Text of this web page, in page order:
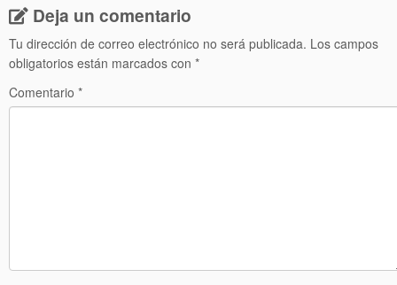
Deja un comentario
Tu dirección de correo electrónico no será publicada. Los campos
obligatorios están marcados con *
Comentario *